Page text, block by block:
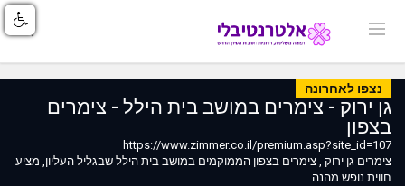
נצפו לאחרונה
גן ירוק - צימרים במושב בית הילל - צימרים
בצפון
https://www.zimmer.co.il/premium.asp?site_id=107
צימרים גן ירוק , צימרים בצפון הממוקמים במושב בית הילל שבגליל העליון, מציע
חווית נופש מהנה.